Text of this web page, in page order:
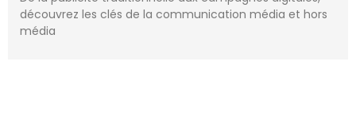
découvrez les clés de la communication média et hors
média